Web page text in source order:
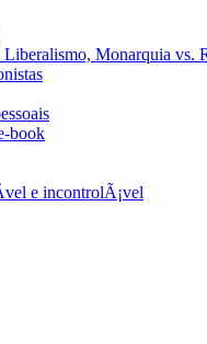
Monarquia vs.
book
e incontrolÃ¡vel